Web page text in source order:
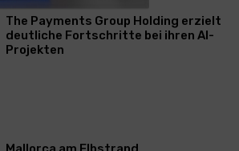
WIRTSCHAFT
The Payments Group Holding erzielt
deutliche Fortschritte bei ihren AI-
Projekten